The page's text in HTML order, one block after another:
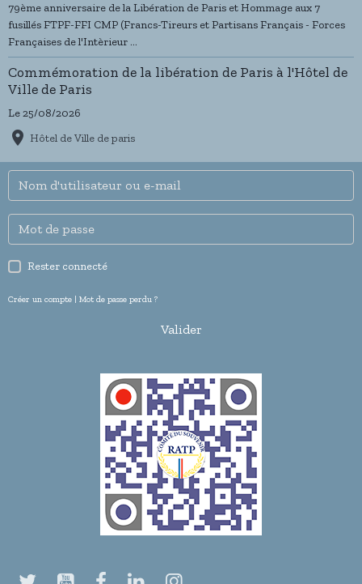
79ème anniversaire de la Libération de Paris et Hommage aux 7
fusillés FTPF-FFI CMP (Francs-Tireurs et Partisans Français - Forces
Françaises de l'Intèrieur ...
Commémoration de la libération de Paris à l'Hôtel de
Ville de Paris
Le 25/08/2026
Hôtel de Ville de paris
Rester connecté
Créer un compte | Mot de passe perdu ?
Valider